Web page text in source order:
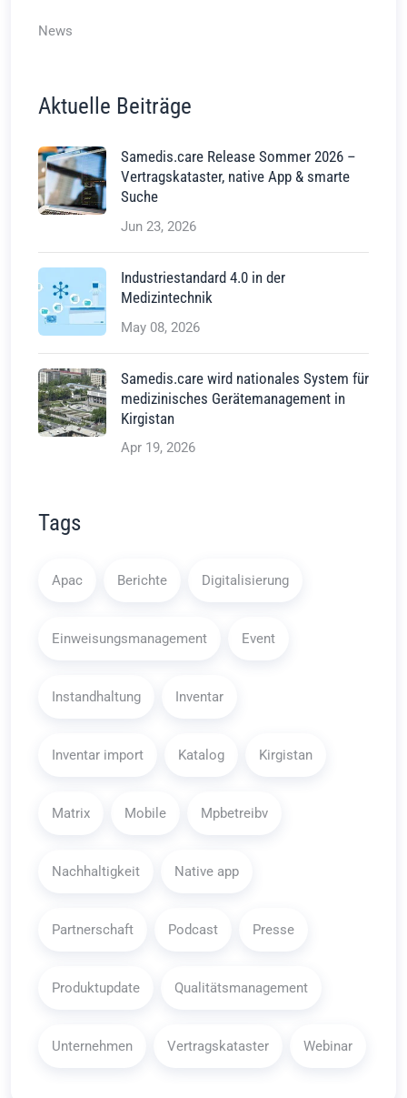
News
Aktuelle Beiträge
Samedis.care Release Sommer 2026 –
Vertragskataster, native App & smarte
Suche
Jun 23, 2026
Industriestandard 4.0 in der
Medizintechnik
May 08, 2026
Samedis.care wird nationales System für
medizinisches Gerätemanagement in
Kirgistan
Apr 19, 2026
Tags
Apac Berichte Digitalisierung
Einweisungsmanagement Event
Instandhaltung Inventar
Inventar import Katalog Kirgistan
Matrix Mobile Mpbetreibv
Nachhaltigkeit Native app
Partnerschaft Podcast Presse
Produktupdate Qualitätsmanagement
Unternehmen Vertragskataster Webinar